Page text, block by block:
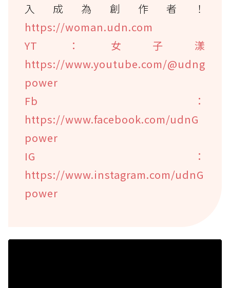
入成為創作者！
https://woman.udn.com
YT：女子漾
https://www.youtube.com/@udng
power
Fb：
https://www.facebook.com/udnG
power
IG：
https://www.instagram.com/udnG
power